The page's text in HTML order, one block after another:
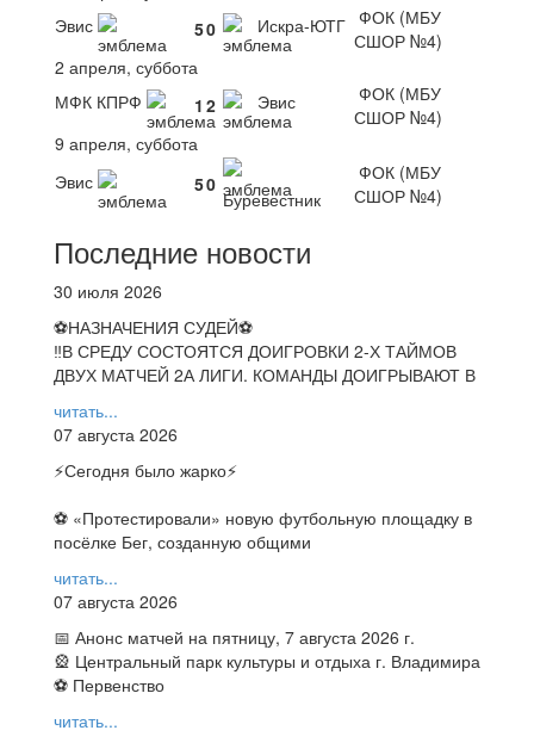
Эвис
50 Искра-ЮТГ ФОК (МБУ
СШОР №4)
2 апреля, суббота
МФК КПРФ
1 2 Эвис
ФОК (МБУ
СШОР №4)
9 апреля, суббота
Эвис
50
Буревестник
ФОК (МБУ
СШОР №4)
Последние новости
30 июля 2026
⚽НАЗНАЧЕНИЯ СУДЕЙ⚽
‼В СРЕДУ СОСТОЯТСЯ ДОИГРОВКИ 2-Х ТАЙМОВ
ДВУХ МАТЧЕЙ 2А ЛИГИ. КОМАНДЫ ДОИГРЫВАЮТ В
читать...
07 августа 2026
⚡️Сегодня было жарко⚡️
⚽ ️«Протестировали» новую футбольную площадку в
посёлке Бег, созданную общими
читать...
07 августа 2026
📅 Анонс матчей на пятницу, 7 августа 2026 г.
🎡 Центральный парк культуры и отдыха г. Владимира
⚽ Первенство
читать...